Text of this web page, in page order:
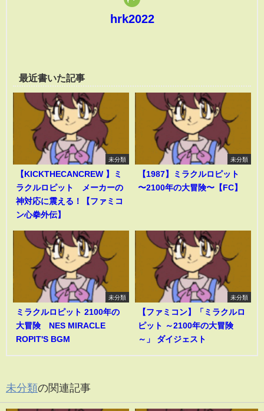
hrk2022
最近書いた記事
未分類
【KICKTHECANCREW 】ミ
ラクルロピット メーカーの
神対応に震える！【ファミコ
ン心拳外伝】
未分類
【1987】ミラクルロピット
〜2100年の大冒険〜【FC】
未分類
ミラクルロピット 2100年の
大冒険 NES MIRACLE
ROPIT'S BGM
未分類
【ファミコン】「ミラクルロ
ピット ～2100年の大冒険
～」 ダイジェスト
未分類の関連記事